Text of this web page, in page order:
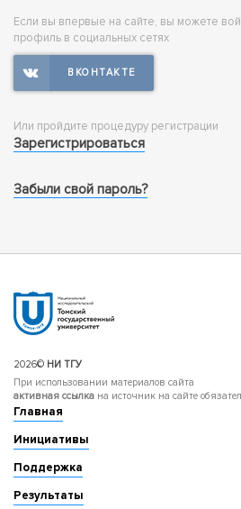
Если вы впервые на сайте, вы можете
профиль в социальных сетях
Или пройдите процедуру регистрации
Зарегистрироваться
Забыли свой пароль?
2026© НИ ТГУ
При использовании материалов сайта
активная ссылка на источник на сайте
Главная
Инициативы
Поддержка
Результаты